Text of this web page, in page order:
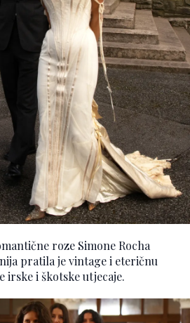
roze Simone Rocha
pratila je vintage i eteričnu
irske i škotske utjecaje.